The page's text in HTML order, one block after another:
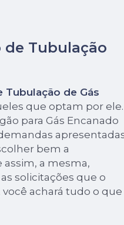
de Tubulação
Tubulação de Gás
que optam por ele.
para Gás Encanado
bem a
assim, a mesma,
solicitações que o
achará tudo o que